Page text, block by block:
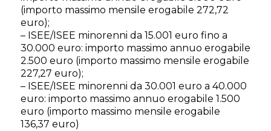
(importo massimo mensile erogabile 272,72
euro);
– ISEE/ISEE minorenni da 15.001 euro fino a
30.000 euro: importo massimo annuo erogabile
2.500 euro (importo massimo mensile erogabile
227,27 euro);
– ISEE/ISEE minorenni da 30.001 euro a 40.000
euro: importo massimo annuo erogabile 1.500
euro (importo massimo mensile erogabile
136,37 euro)